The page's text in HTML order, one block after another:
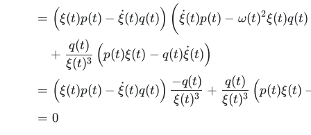
= (ξ(t)p(t) − ξ˙(t)q(t)) (ξ˙(t)p(t) − ω(t)2ξ(t)q(t)
+
ξ(t)3
q(t) (p(t)ξ(t) − q(t)ξ˙(t))
= (ξ(t)p(t) − ξ˙(t)q(t)) ξ(t)3
−q(t)
+
ξ(t)3
q(t) (p(t)ξ(t)
= 0